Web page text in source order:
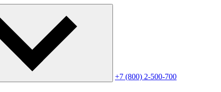
+7 (800) 2-500-700